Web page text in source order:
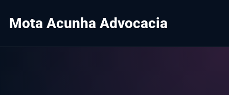
Mota Acunha Advocacia